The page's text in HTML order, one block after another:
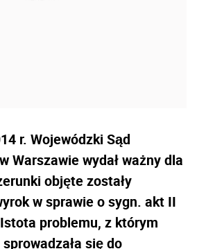
r. Wojewódzki Sąd
Warszawie wydał ważny dla
objęte zostały
w sprawie o sygn. akt II
problemu, z którym
się do